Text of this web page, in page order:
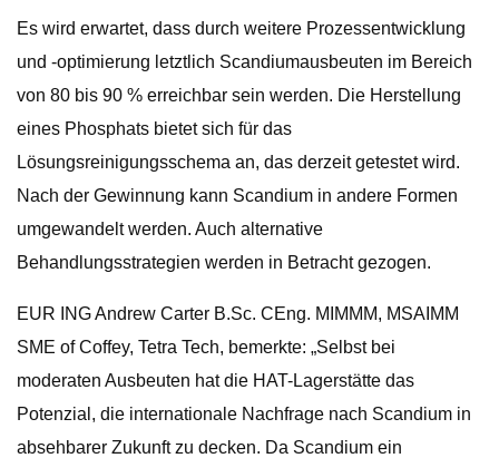
Es wird erwartet, dass durch weitere Prozessentwicklung
und -optimierung letztlich Scandiumausbeuten im Bereich
von 80 bis 90 % erreichbar sein werden. Die Herstellung
eines Phosphats bietet sich für das
Lösungsreinigungsschema an, das derzeit getestet wird.
Nach der Gewinnung kann Scandium in andere Formen
umgewandelt werden. Auch alternative
Behandlungsstrategien werden in Betracht gezogen.
EUR ING Andrew Carter B.Sc. CEng. MIMMM, MSAIMM
SME of Coffey, Tetra Tech, bemerkte: „Selbst bei
moderaten Ausbeuten hat die HAT-Lagerstätte das
Potenzial, die internationale Nachfrage nach Scandium in
absehbarer Zukunft zu decken. Da Scandium ein